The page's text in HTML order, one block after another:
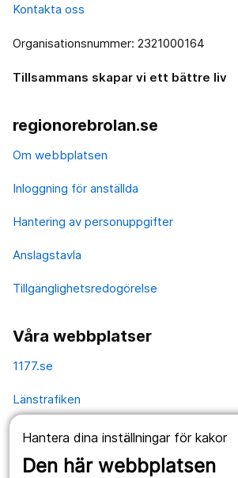
Hantera dina inställningar för kakor
Den här webbplatsen
Kontakta oss
Organisationsnummer: 2321000164
Tillsammans skapar vi ett bättre liv
regionorebrolan.se
Om webbplatsen
Inloggning för anställda
Hantering av personuppgifter
Anslagstavla
Tillgänglighetsredogörelse
Våra webbplatser
1177.se
Länstrafiken
Vårdgivare
Utveckling